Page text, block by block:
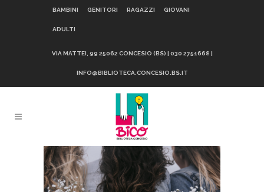
BAMBINI GENITORI RAGAZZI GIOVANI
ADULTI
VIA MATTEI, 99 25062 CONCESIO (BS) | 030 2751668 |
INFO@BIBLIOTECA.CONCESIO.BS.IT